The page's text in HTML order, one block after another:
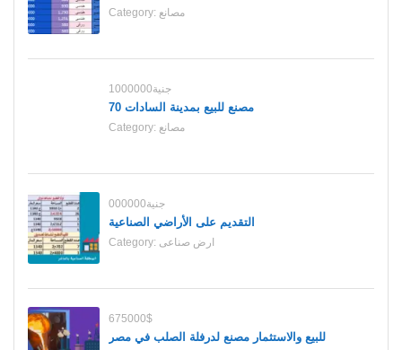
Category: مصانع
1000000جنية
70 مصنع للبيع بمدينة السادات
Category: مصانع
000000جنية
التقديم على الأراضي الصناعية
Category: ارض صناعى
675000$
للبيع والاستثمار مصنع لدرفلة الصلب في مصر